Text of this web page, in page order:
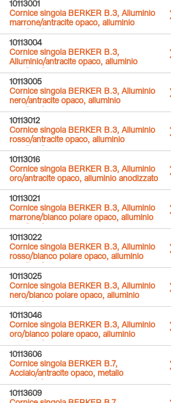
10113001
Cornice singola BERKER B.3, Alluminio
marrone/antracite opaco, alluminio
anodizzato
10113004
Cornice singola BERKER B.3,
Alluminio/antracite opaco, alluminio
anodizzato
10113005
Cornice singola BERKER B.3, Alluminio
nero/antracite opaco, alluminio
anodizzato
10113012
Cornice singola BERKER B.3, Alluminio
rosso/antracite opaco, alluminio
anodizzato
10113016
Cornice singola BERKER B.3, Alluminio
oro/antracite opaco, alluminio anodizzato
10113021
Cornice singola BERKER B.3, Alluminio
marrone/bianco polare opaco, alluminio
anodizzato
10113022
Cornice singola BERKER B.3, Alluminio
rosso/bianco polare opaco, alluminio
anodizzato
10113025
Cornice singola BERKER B.3, Alluminio
nero/bianco polare opaco, alluminio
anodizzato
10113046
Cornice singola BERKER B.3, Alluminio
oro/bianco polare opaco, alluminio
anodizzato
10113606
Cornice singola BERKER B.7,
Acciaio/antracite opaco, metallo
spazzolato
10113609